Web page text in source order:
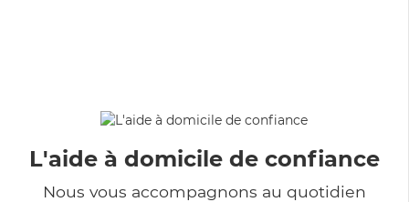
L'aide à domicile de confiance
Nous vous accompagnons au quotidien